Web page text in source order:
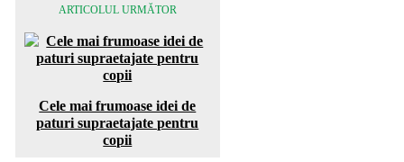
ARTICOLUL URMĂTOR
Cele mai frumoase idei de
paturi supraetajate pentru
copii